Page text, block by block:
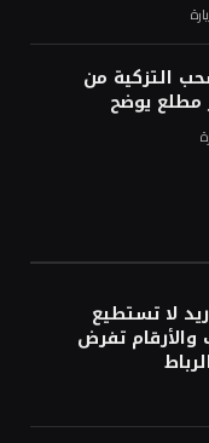
التزكية من
مطلع يوضح
لا تستطيع
تفرض